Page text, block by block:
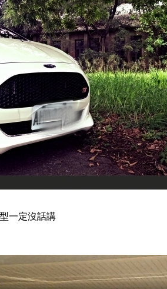
一定沒話講